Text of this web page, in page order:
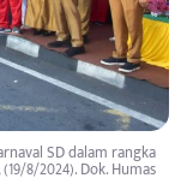
SD dalam rangka
8/2024). Dok. Humas